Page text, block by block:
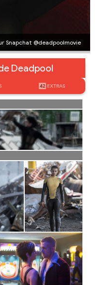
Snapchat @deadpoolmovie
Deadpool
42 EXTRAS